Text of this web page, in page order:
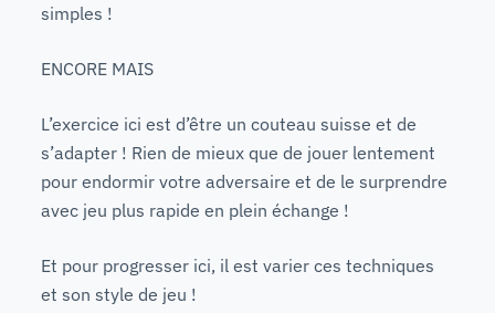
simples !
ENCORE MAIS
L’exercice ici est d’être un couteau suisse et de
s’adapter ! Rien de mieux que de jouer lentement
pour endormir votre adversaire et de le surprendre
avec jeu plus rapide en plein échange !
Et pour progresser ici, il est varier ces techniques
et son style de jeu !